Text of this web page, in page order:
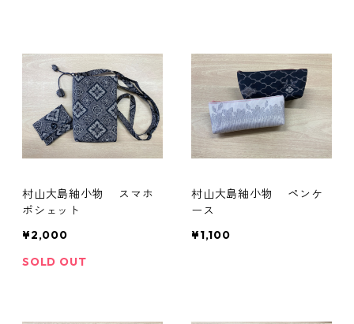
村山大島紬小物 スマホ
ポシェット
¥2,000
SOLD OUT
村山大島紬小物 ペンケ
ース
¥1,100